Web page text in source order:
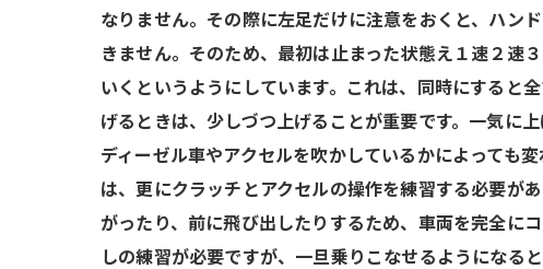
なりません。その際に左足だけに注意をおくと、ハン
きません。そのため、最初は止まった状態え１速２速
いくというようにしています。これは、同時にすると
げるときは、少しづつ上げることが重要です。一気に
ディーゼル車やアクセルを吹かしているかによっても
は、更にクラッチとアクセルの操作を練習する必要が
がったり、前に飛び出したりするため、車両を完全に
しの練習が必要ですが、一旦乗りこなせるようになる